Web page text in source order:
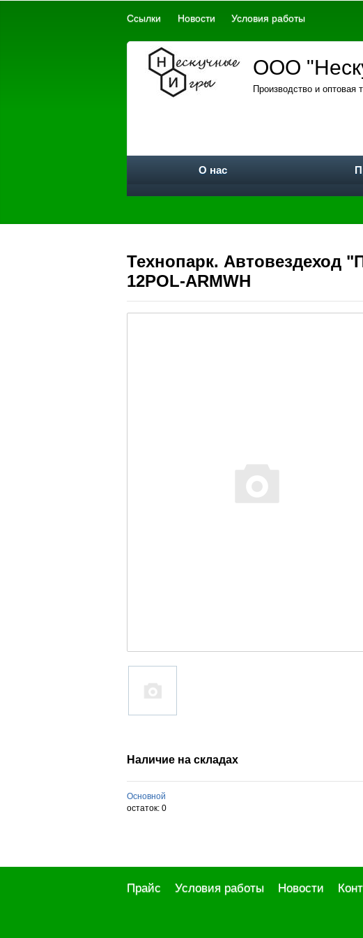
Ссылки Новости Условия работы
ООО
Производство и оптовая
О нас
Технопарк. Автовездеход
12POL-ARMWH
Наличие на складах
Основной
остаток: 0
Прайс Условия работы Новости